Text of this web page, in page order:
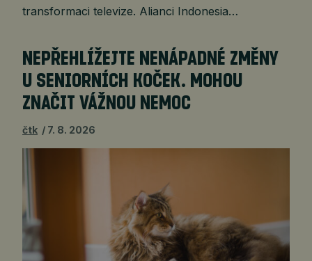
transformaci televize. Alianci Indonesia…
NEPŘEHLÍŽEJTE NENÁPADNÉ ZMĚNY
U SENIORNÍCH KOČEK. MOHOU
ZNAČIT VÁŽNOU NEMOC
čtk 7. 8. 2026